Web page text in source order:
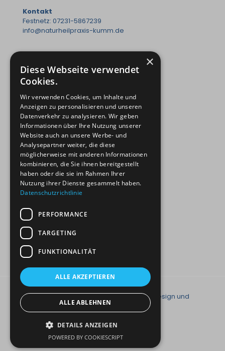
Kontakt
Festnetz: 07231-5867239
info@naturheilpraxis-kumm.de
Behandlungsschwerpunkte
Behandlungen Kinder
Behandlungen Erwachsene
Wichtige Links
Praxisgemeinschaft
Symptom-Navigator
Supervision für HP Kollegen
Rechtliche Informationen
Impressum
Datenschutz
Glossar
© 2026 Naturheilpraxis Anja Kumm | Design und
Umsetzungdurchgestaltet
×
Diese Webseite verwendet
Cookies.
Wir verwenden Cookies, um Inhalte und
Anzeigen zu personalisieren und unseren
Datenverkehr zu analysieren. Wir geben
Informationen über Ihre Nutzung unserer
Website auch an unsere Werbe- und
Analysepartner weiter, die diese
möglicherweise mit anderen Informationen
kombinieren, die Sie ihnen bereitgestellt
haben oder die sie im Rahmen Ihrer
Nutzung ihrer Dienste gesammelt haben.
Datenschutzrichtlinie
PERFORMANCE
TARGETING
FUNKTIONALITÄT
ALLE AKZEPTIEREN
ALLE ABLEHNEN
DETAILS ANZEIGEN
POWERED BY COOKIESCRIPT